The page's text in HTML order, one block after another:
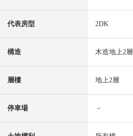
代表房型 2DK
構造 木造地上2層
層樓 地上2層
停車場 －